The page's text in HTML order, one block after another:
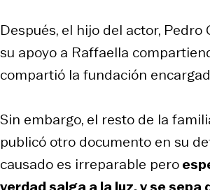
Después, el hijo del actor, Pedro
su apoyo a Raffaella
compartió la fundación
Sin embargo, el resto de la
publicó otro documento en su
causado es irreparable pero